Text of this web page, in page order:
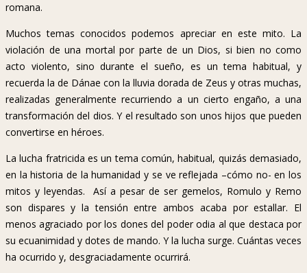
romana.
Muchos temas conocidos podemos apreciar en este mito. La
violación de una mortal por parte de un Dios, si bien no como
acto violento, sino durante el sueño, es un tema habitual, y
recuerda la de Dánae con la lluvia dorada de Zeus y otras muchas,
realizadas generalmente recurriendo a un cierto engaño, a una
transformación del dios. Y el resultado son unos hijos que pueden
convertirse en héroes.
La lucha fratricida es un tema común, habitual, quizás demasiado,
en la historia de la humanidad y se ve reflejada –cómo no- en los
mitos y leyendas. Así a pesar de ser gemelos, Romulo y Remo
son dispares y la tensión entre ambos acaba por estallar. El
menos agraciado por los dones del poder odia al que destaca por
su ecuanimidad y dotes de mando. Y la lucha surge. Cuántas veces
ha ocurrido y, desgraciadamente ocurrirá.